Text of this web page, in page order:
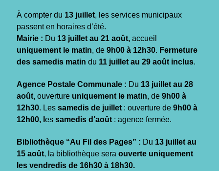
À compter du 13 juillet, les services municipaux
passent en horaires d’été.
Mairie : Du 13 juillet au 21 août, accueil
uniquement le matin, de 9h00 à 12h30. Fermeture
des samedis matin du 11 juillet au 29 août inclus.
Agence Postale Communale : Du 13 juillet au 28
août, ouverture uniquement le matin, de 9h00 à
12h30. Les samedis de juillet : ouverture de 9h00 à
12h00, l es samedis d’août : agence fermée.
Bibliothèque “Au Fil des Pages” : Du 13 juillet au
15 août, la bibliothèque sera ouverte uniquement
les vendredis de 16h30 à 18h30.